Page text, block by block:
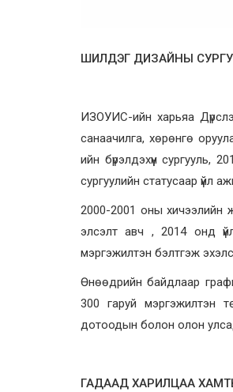
ШИЛДЭГ ДИЗАЙНЫ
ИЗОУИС-ийн харьяа
санаачилга, хөрөнгө
ийн бүрэлдэхүүн
сургуулийн статусаар үйл
2000-2001 оны хичээлийн
элсэлт авч , 2014 онд
мэргэжилтэн бэлтгэж
Өнөөдрийн байдлаар
300 гаруй мэргэжилтэн
дотоодын болон олон
ГАДААД ХАРИЛЦАА